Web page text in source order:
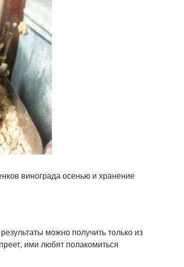
винограда осенью и хранение
можно получить только из
ими любят полакомиться